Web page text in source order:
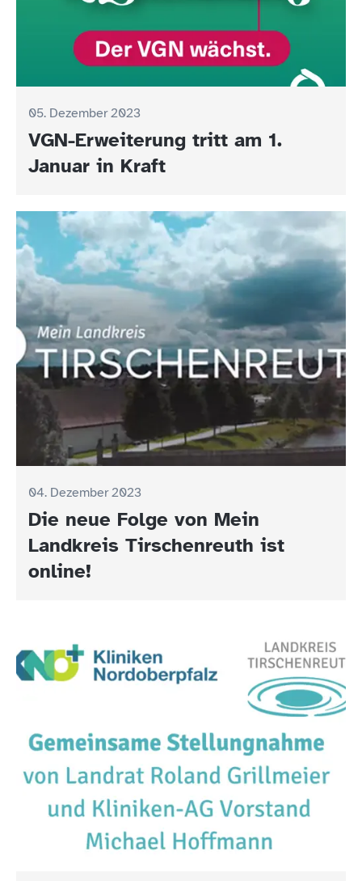
05. Dezember 2023
VGN-Erweiterung tritt am 1.
Januar in Kraft
04. Dezember 2023
Die neue Folge von Mein
Landkreis Tirschenreuth ist
online!